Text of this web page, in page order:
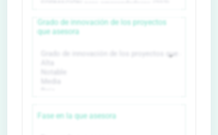
Grado de innovación de los proyectos
que asesora
Fase en la que asesora